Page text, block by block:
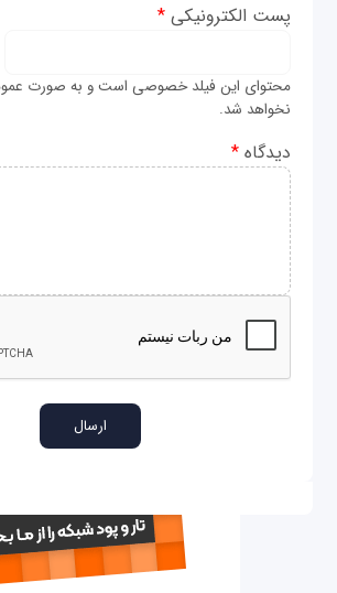
پست الکترونیکی*
محتوای این فیلد خصوصی است و به صورت
نخواهد شد.
دیدگاه*